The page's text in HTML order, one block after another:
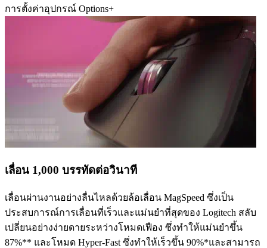
การตั้งค่าอุปกรณ์ Options+
เลื่อน 1,000 บรรทัดต่อวินาที
เลื่อนผ่านงานอย่างลื่นไหลด้วยล้อเลื่อน MagSpeed ซึ่งเป็น
ประสบการณ์การเลื่อนที่เร็วและแม่นยำที่สุดของ Logitech สลับ
เปลี่ยนอย่างง่ายดายระหว่างโหมดเฟือง ซึ่งทำให้แม่นยำขึ้น
87%** และโหมด Hyper-Fast ซึ่งทำให้เร็วขึ้น 90%*และสามารถ